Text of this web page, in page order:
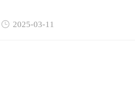
 2025-03-11